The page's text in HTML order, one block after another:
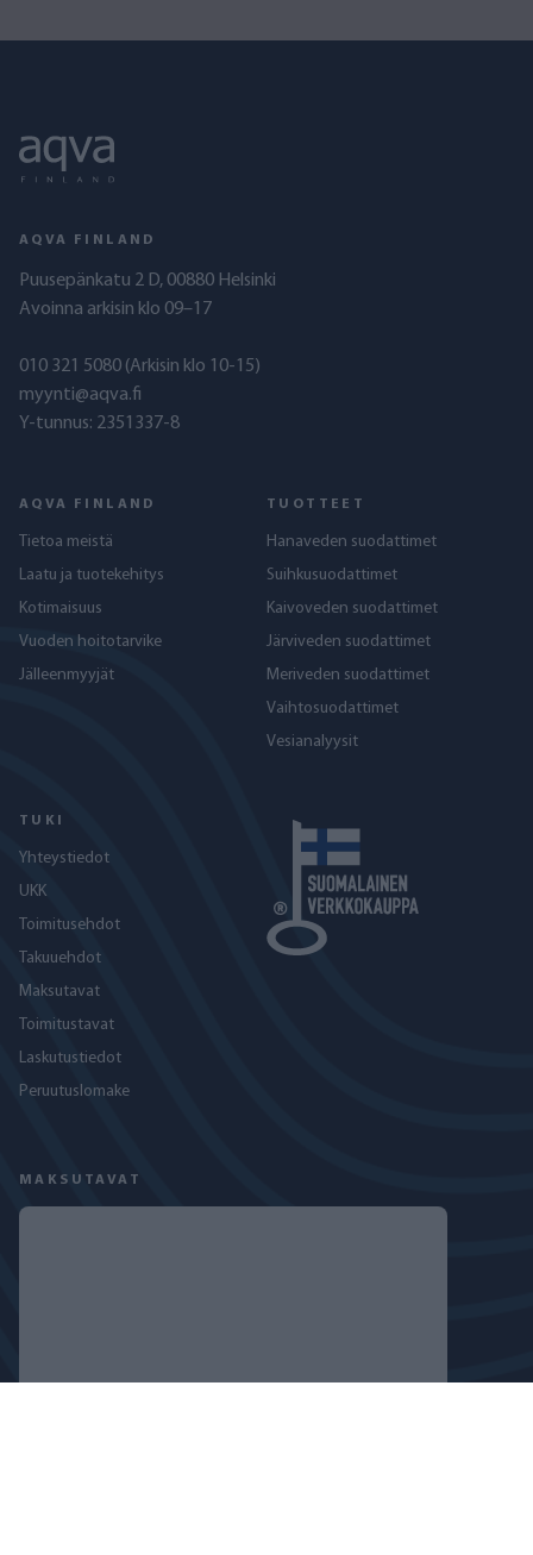
AQVA FINLAND
Puusepänkatu 2 D, 00880 Helsinki
Avoinna arkisin klo 09–17
010 321 5080 (Arkisin klo 10-15)
myynti@aqva.fi
Y-tunnus: 2351337-8
AQVA FINLAND
Tietoa meistä
Laatu ja tuotekehitys
Kotimaisuus
Vuoden hoitotarvike
Jälleenmyyjät
TUOTTEET
Hanaveden suodattimet
Suihkusuodattimet
Kaivoveden suodattimet
Järviveden suodattimet
Meriveden suodattimet
Vaihtosuodattimet
Vesianalyysit
TUKI
Yhteystiedot
UKK
Toimitusehdot
Takuuehdot
Maksutavat
Toimitustavat
Laskutustiedot
Peruutuslomake
MAKSUTAVAT